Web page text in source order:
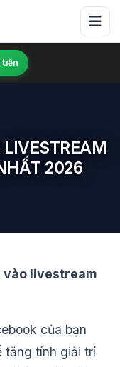
tiền
2026
vào livestream
của bạn
tăng tính giải trí